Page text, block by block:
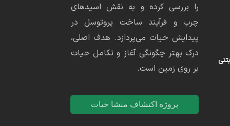
را بررسی کرده و به نقش اسیدهای
چرب و فرآیند ساخت پروتوسل در
پیدایش حیات می‌پردازد. هدف اصلی،
درک بهتر چگونگی آغاز و تکامل حیات
بر روی زمین است.
پروژه اکتشاف منشا حیات